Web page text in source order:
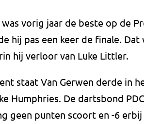
vorig jaar de beste op de
hij pas een keer de finale.
hij verloor van Luke Littler.
staat Van Gerwen derde in
Humphries. De dartsbond
geen punten scoort en -6